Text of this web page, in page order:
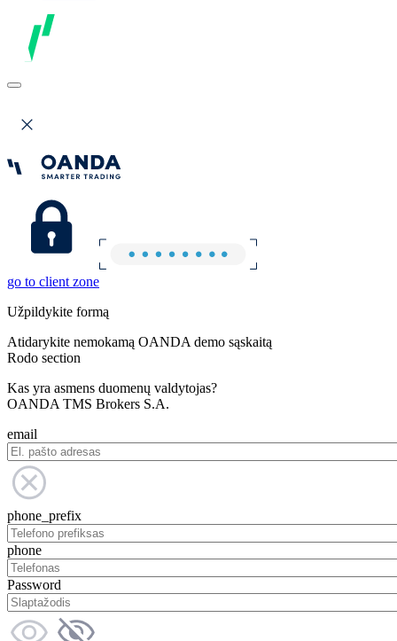
go to client zone
Užpildykite formą
Atidarykite nemokamą OANDA demo sąskaitą
Rodo section
Kas yra asmens duomenų valdytojas?
OANDA TMS Brokers S.A.
email
phone_prefix
phone
Password